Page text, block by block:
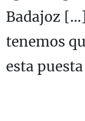
Badajoz
tenemos
esta